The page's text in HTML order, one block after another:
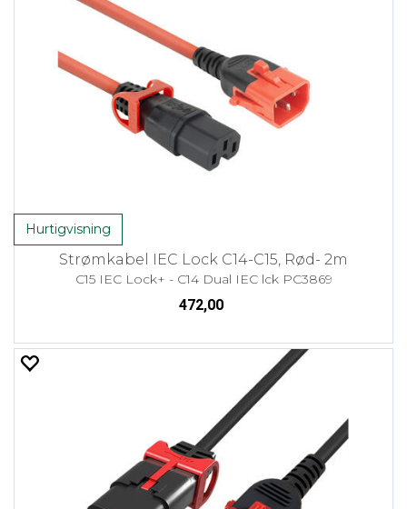
Hurtigvisning
Strømkabel IEC Lock C14-C15, Rød- 2m
C15 IEC Lock+ - C14 Dual IEC lck PC3869
472,00